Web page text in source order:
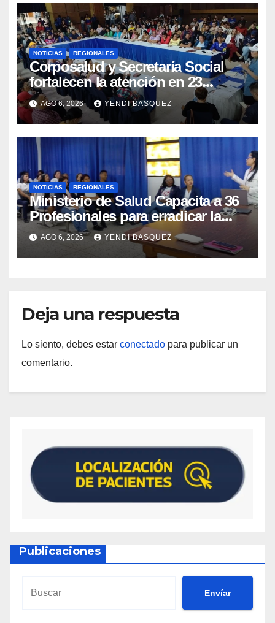
NOTICIAS REGIONALES
Corposalud y Secretaría Social
fortalecen la atención en 23
municipios
AGO 6, 2026 YENDI BASQUEZ
NOTICIAS REGIONALES
Ministerio de Salud Capacita a 36
Profesionales para erradicar la
Tuberculosis en Yaracuy
AGO 6, 2026 YENDI BASQUEZ
Deja una respuesta
Lo siento, debes estar conectado para publicar un
comentario.
Publicaciones
Envíar